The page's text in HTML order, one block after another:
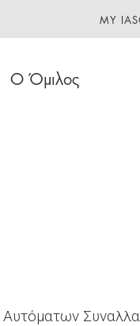
Ο Όμιλος
MY
Αυτόματων